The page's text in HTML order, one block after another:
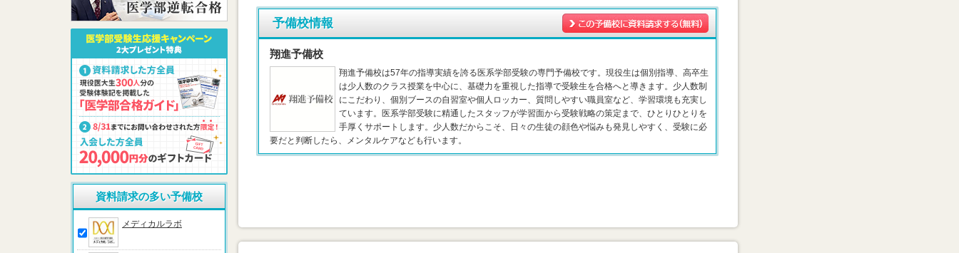
予備校情報
翔進予備校
翔進予備校は57年の指導実績を誇る医系学部受験の専門予備校です。現役生は個別指導、高卒生
は少人数のクラス授業を中心に、基礎力を重視した指導で受験生を合格へと導きます。少人数制
にこだわり、個別ブースの自習室や個人ロッカー、質問しやすい職員室など、学習環境も充実し
ています。医系学部受験に精通したスタッフが学習面から受験戦略の策定まで、ひとりひとりを
手厚くサポートします。少人数だからこそ、日々の生徒の顔色や悩みも発見しやすく、受験に必
要だと判断したら、メンタルケアなども行います。
資料請求の多い予備校
メディカルラボ